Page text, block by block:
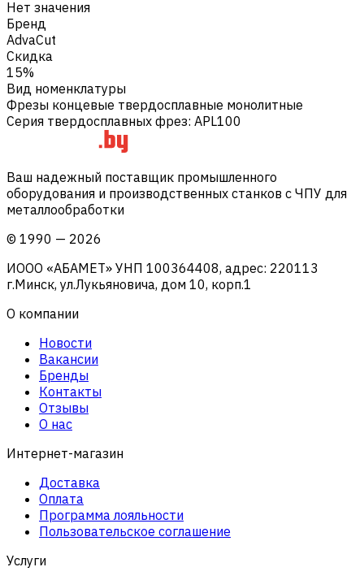
Нет значения
Бренд
AdvaCut
Скидка
15%
Вид номенклатуры
Фрезы концевые твердосплавные монолитные
Серия твердосплавных фрез: APL100
Ваш надежный поставщик промышленного
оборудования и производственных станков с ЧПУ для
металлообработки
© 1990 — 2026
ИООО «АБАМЕТ» УНП 100364408, адрес: 220113
г.Минск, ул.Лукьяновича, дом 10, корп.1
О компании
Новости
Вакансии
Бренды
Контакты
Отзывы
О нас
Интернет-магазин
Доставка
Оплата
Программа лояльности
Пользовательское соглашение
Услуги